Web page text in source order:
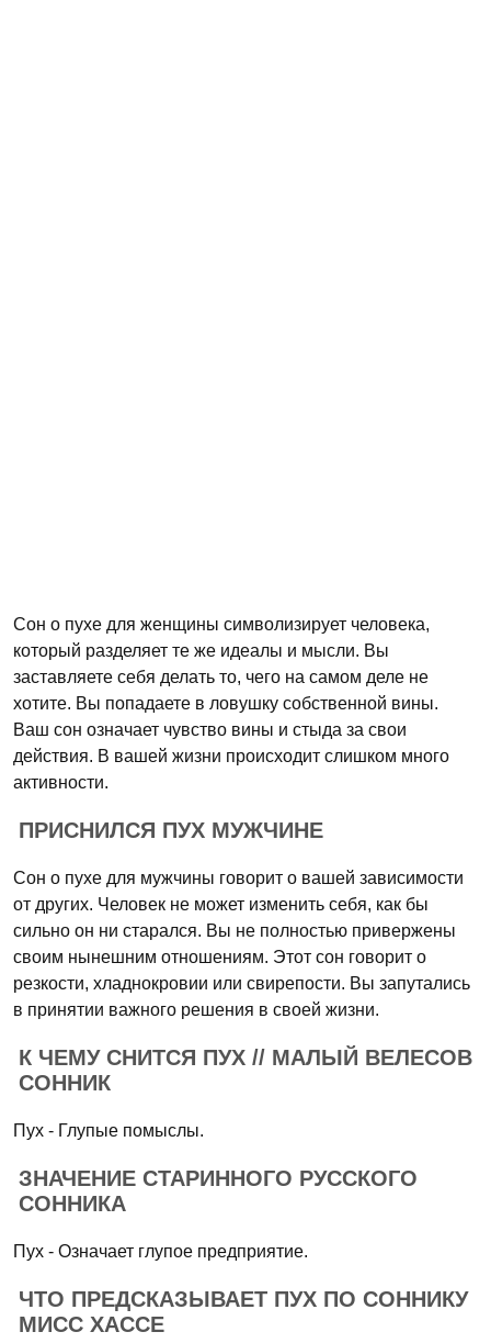
Сон о пухе для женщины символизирует человека,
который разделяет те же идеалы и мысли. Вы
заставляете себя делать то, чего на самом деле не
хотите. Вы попадаете в ловушку собственной вины.
Ваш сон означает чувство вины и стыда за свои
действия. В вашей жизни происходит слишком много
активности.
ПРИСНИЛСЯ ПУХ МУЖЧИНЕ
Сон о пухе для мужчины говорит о вашей зависимости
от других. Человек не может изменить себя, как бы
сильно он ни старался. Вы не полностью привержены
своим нынешним отношениям. Этот сон говорит о
резкости, хладнокровии или свирепости. Вы запутались
в принятии важного решения в своей жизни.
К ЧЕМУ СНИТСЯ ПУХ // МАЛЫЙ ВЕЛЕСОВ
СОННИК
Пух - Глупые помыслы.
ЗНАЧЕНИЕ СТАРИННОГО РУССКОГО
СОННИКА
Пух - Означает глупое предприятие.
ЧТО ПРЕДСКАЗЫВАЕТ ПУХ ПО СОННИКУ
МИСС ХАССЕ